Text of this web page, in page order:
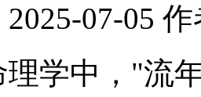
07-05 作
中，"流年